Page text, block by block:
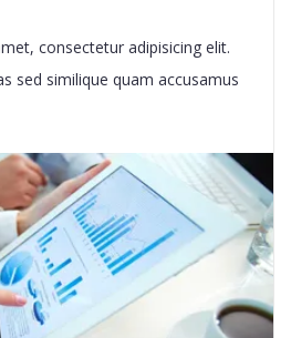
consectetur adipisicing elit.
sed similique quam accusamus